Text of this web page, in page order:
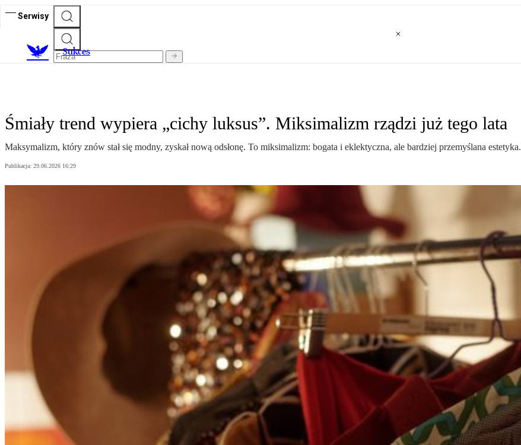
Serwisy
Sukces
Śmiały trend wypiera „cichy luksus”. Miksimalizm rządzi już tego lata
Maksymalizm, który znów stał się modny, zyskał nową odsłonę. To miksimalizm: bogata i eklektyczna, ale bardziej przemyślana estetyka.
Publikacja: 29.06.2026 16:29